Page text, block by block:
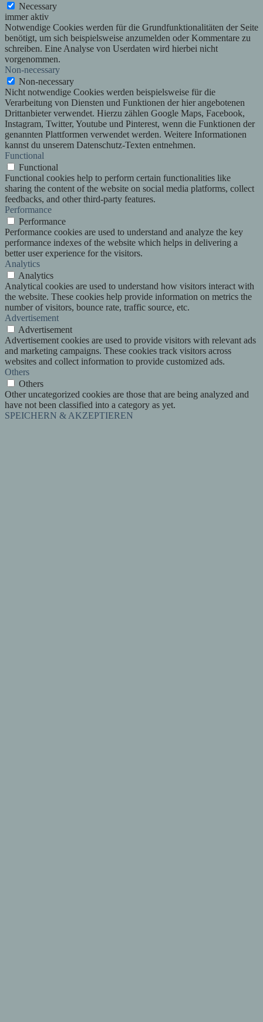
Necessary
immer aktiv
Notwendige Cookies werden für die Grundfunktionalitäten der Seite
benötigt, um sich beispielsweise anzumelden oder Kommentare zu
schreiben. Eine Analyse von Userdaten wird hierbei nicht
vorgenommen.
Non-necessary
Non-necessary
Nicht notwendige Cookies werden beispielsweise für die
Verarbeitung von Diensten und Funktionen der hier angebotenen
Drittanbieter verwendet. Hierzu zählen Google Maps, Facebook,
Instagram, Twitter, Youtube und Pinterest, wenn die Funktionen der
genannten Plattformen verwendet werden. Weitere Informationen
kannst du unserem Datenschutz-Texten entnehmen.
Functional
Functional
Functional cookies help to perform certain functionalities like
sharing the content of the website on social media platforms, collect
feedbacks, and other third-party features.
Performance
Performance
Performance cookies are used to understand and analyze the key
performance indexes of the website which helps in delivering a
better user experience for the visitors.
Analytics
Analytics
Analytical cookies are used to understand how visitors interact with
the website. These cookies help provide information on metrics the
number of visitors, bounce rate, traffic source, etc.
Advertisement
Advertisement
Advertisement cookies are used to provide visitors with relevant ads
and marketing campaigns. These cookies track visitors across
websites and collect information to provide customized ads.
Others
Others
Other uncategorized cookies are those that are being analyzed and
have not been classified into a category as yet.
SPEICHERN & AKZEPTIEREN